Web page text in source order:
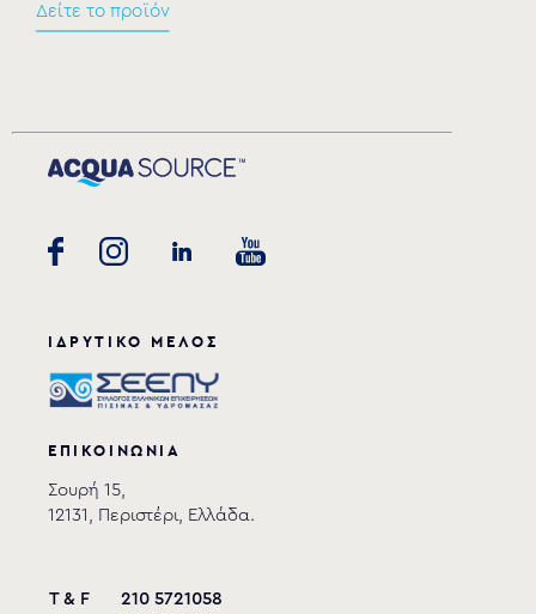
Δείτε το προϊόν
ΙΔΡΥΤΙΚΟ ΜΕΛΟΣ
ΕΠΙΚΟΙΝΩΝΙΑ
Σουρή 15,
12131, Περιστέρι, Ελλάδα.
T & F
210 5721058